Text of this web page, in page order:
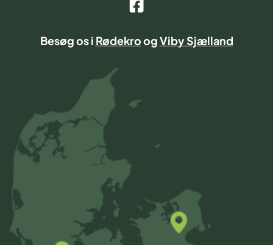
Besøg os i RødekroogViby Sjælland